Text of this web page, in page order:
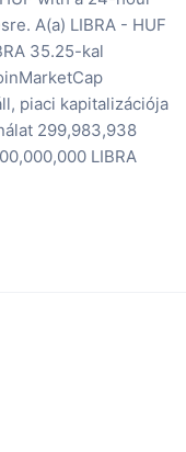
A(a) LIBRA - HUF
35.25-kal
piaci kapitalizációja
299,983,938
LIBRA